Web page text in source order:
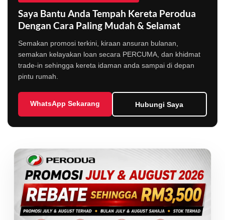
Saya Bantu Anda Tempah Kereta Perodua
Dengan Cara Paling Mudah & Selamat
Semakan promosi terkini, kiraan ansuran bulanan,
semakan kelayakan loan secara PERCUMA, dan khidmat
trade-in sehingga kereta idaman anda sampai di depan
pintu rumah.
WhatsApp Sekarang Hubungi Saya